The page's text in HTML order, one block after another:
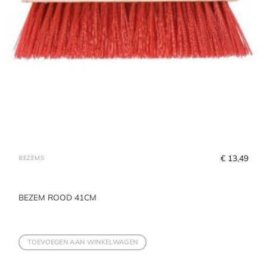
BEZEMS
BEZEM ROOD 41CM
€ 13,49
TOEVOEGEN AAN WINKELWAGEN